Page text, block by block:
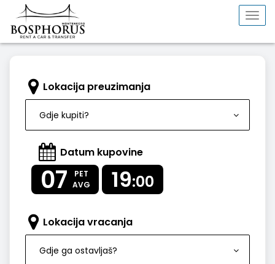
Lokacija preuzimanja
Gdje kupiti?
Datum kupovine
07
PET
AVG
19:00
Lokacija vracanja
Gdje ga ostavljaš?